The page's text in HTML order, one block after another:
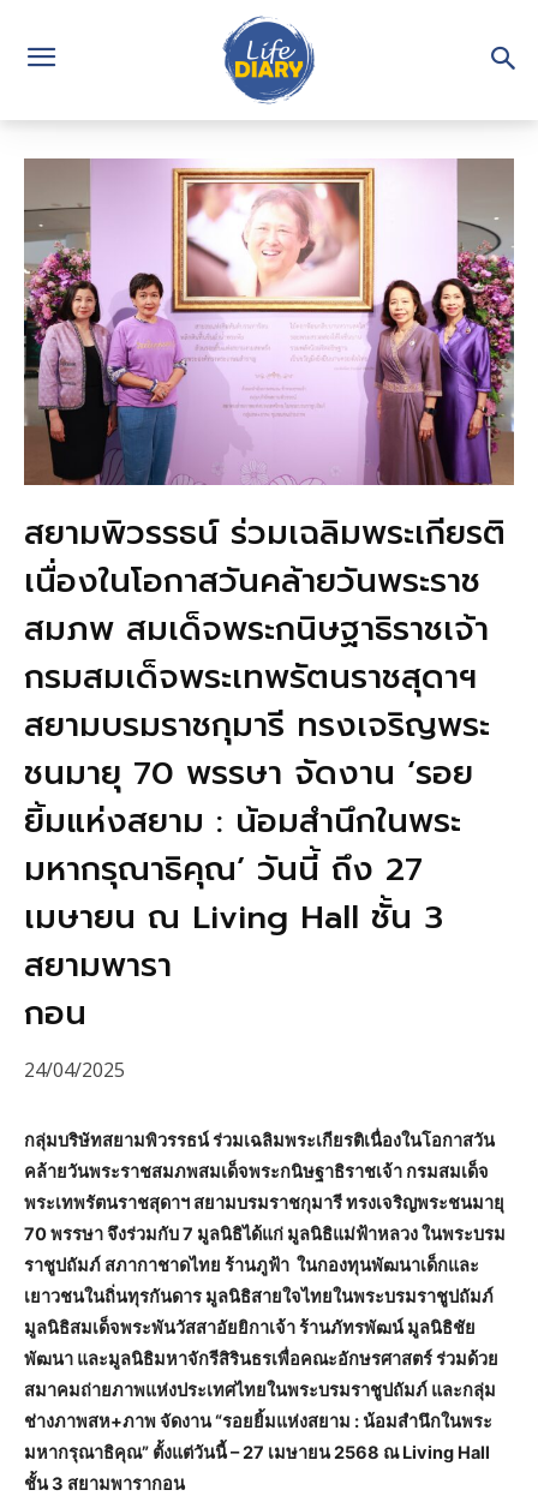
สยามพิวรรธน์ ร่วมเฉลิมพระเกียรติ
เนื่องในโอกาสวันคล้ายวันพระราช
สมภพ สมเด็จพระกนิษฐาธิราชเจ้า
กรมสมเด็จพระเทพรัตนราชสุดาฯ
สยามบรมราชกุมารี ทรงเจริญพระ
ชนมายุ 70 พรรษา จัดงาน ‘รอย
ยิ้มแห่งสยาม : น้อมสำนึกในพระ
มหากรุณาธิคุณ’ วันนี้ ถึง 27
เมษายน ณ Living Hall ชั้น 3
สยามพารา
กอน
24/04/2025
กลุ่มบริษัทสยามพิวรรธน์ ร่วมเฉลิมพระเกียรติเนื่องในโอกาสวัน
คล้ายวันพระราชสมภพสมเด็จพระกนิษฐาธิราชเจ้า กรมสมเด็จ
พระเทพรัตนราชสุดาฯ สยามบรมราชกุมารี ทรงเจริญพระชนมายุ
70 พรรษา จึงร่วมกับ 7 มูลนิธิได้แก่ มูลนิธิแม่ฟ้าหลวง ในพระบรม
ราชูปถัมภ์ สภากาชาดไทย ร้านภูฟ้า ในกองทุนพัฒนาเด็กและ
เยาวชนในถิ่นทุรกันดาร มูลนิธิสายใจไทยในพระบรมราชูปถัมภ์
มูลนิธิสมเด็จพระพันวัสสาอัยยิกาเจ้า ร้านภัทรพัฒน์ มูลนิธิชัย
พัฒนา และมูลนิธิมหาจักรีสิรินธรเพื่อคณะอักษรศาสตร์ ร่วมด้วย
สมาคมถ่ายภาพแห่งประเทศไทยในพระบรมราชูปถัมภ์ และกลุ่ม
ช่างภาพสห+ภาพ จัดงาน “รอยยิ้มแห่งสยาม : น้อมสำนึกในพระ
มหากรุณาธิคุณ” ตั้งแต่วันนี้ – 27 เมษายน 2568 ณ Living Hall
ชั้น 3 สยามพารากอน